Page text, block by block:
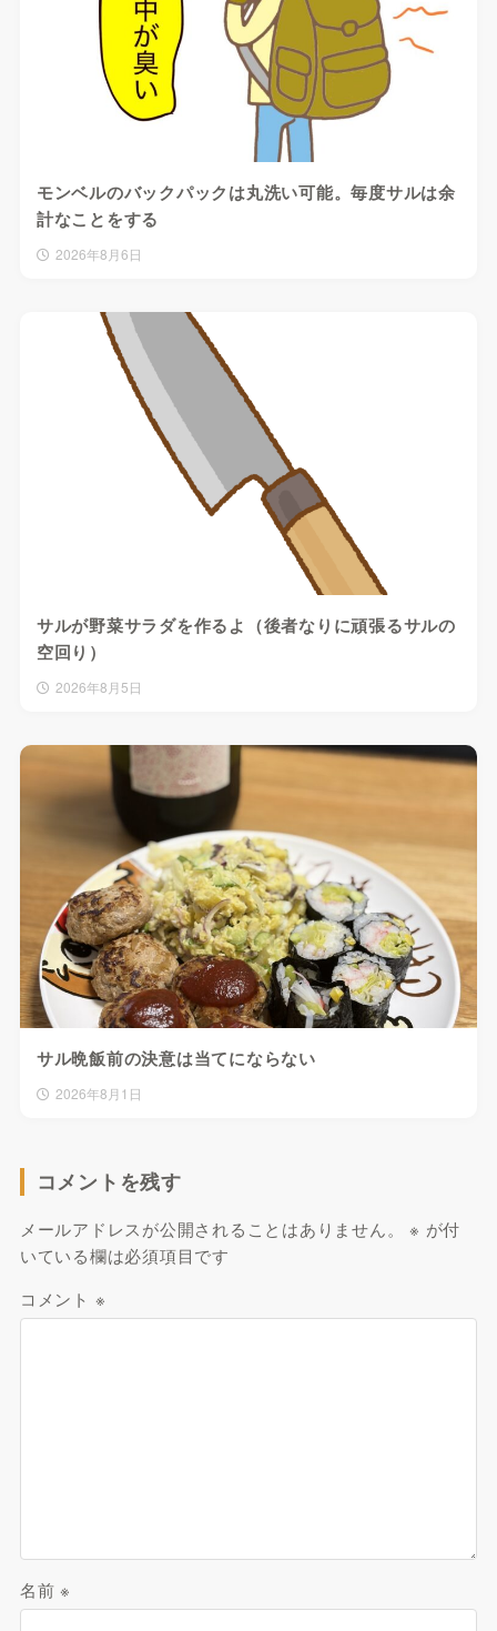
モンベルのバックパックは丸洗い可能。毎度サルは余
計なことをする
2026年8月6日
サルが野菜サラダを作るよ（後者なりに頑張るサルの
空回り）
2026年8月5日
サル晩飯前の決意は当てにならない
2026年8月1日
コメントを残す
メールアドレスが公開されることはありません。 ※ が付
いている欄は必須項目です
コメント ※
名前※